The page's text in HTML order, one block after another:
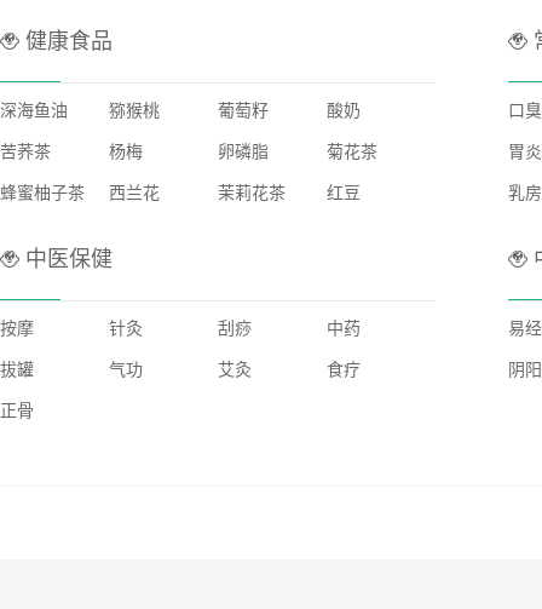
健康食品
深海鱼油 猕猴桃 葡萄籽 酸奶
苦荞茶 杨梅 卵磷脂 菊花茶
蜂蜜柚子茶 西兰花 茉莉花茶 红豆
口臭
胃炎
乳房
中医保健
按摩 针灸 刮痧 中药
拔罐 气功 艾灸 食疗
正骨
易经
阴阳